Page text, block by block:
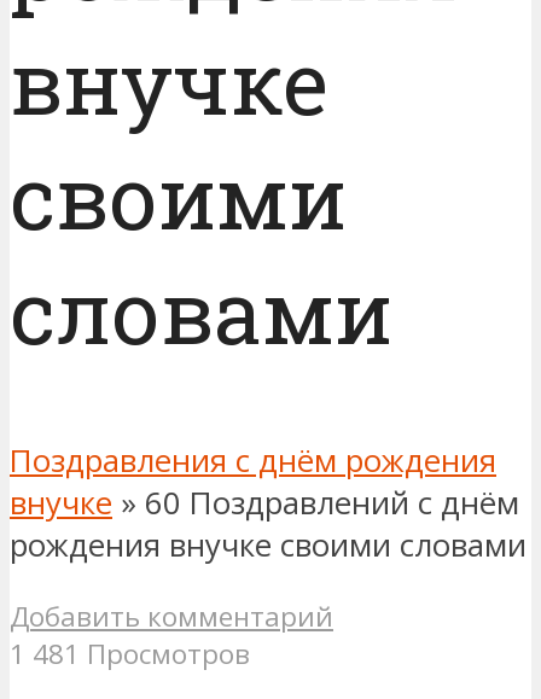
внучке
своими
словами
Поздравления с днём рождения
внучке » 60 Поздравлений с днём
рождения внучке своими словами
Добавить комментарий
1 481 Просмотров